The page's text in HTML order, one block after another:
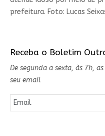
prefeitura. Foto: Lucas
Receba o Boletim
De segunda a sexta, às 7h,
seu email